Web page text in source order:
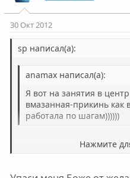
30 Окт 2012
sp написал(а):
anamax написал(а):
Я вот на занятия в
вмазанная-прикинь как
работала по шагам))))))
Тоже мне, нашла чем
Нажмите